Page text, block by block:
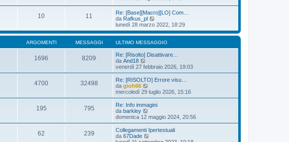
i
o
m
e
s
a
g
g
i
o
t
i
m
o
m
e
s
a
g
i
o
u
t
i
m
o
m
e
s
s
a
g
i
o
10 11
Re: [Base][Macro][LO] Com…
da Rafkus_pl
e
d
i
u
l
t
m
o
m
s
s
a
g
i
lunedì 28 marzo 2022, 18:29
ARGOMENTI MESSAGGI ULTIMO MESSAGGIO
1696 8209
Re: [Risolto] Disattivare…
da And18
e
d
i
u
l
m
o
m
s
s
venerdì 27 febbraio 2026, 19:03
4700 32498
Re: [RISOLTO] Errore visu…
da gioh66
e
d
i
u
l
i
m
o
mercoledì 29 luglio 2026, 15:16
195 795
Re: Info immagini
da barkley
e
d
i
u
l
domenica 12 maggio 2024, 20:56
62 239
Collegamenti Ipertestuali
da 67Dade